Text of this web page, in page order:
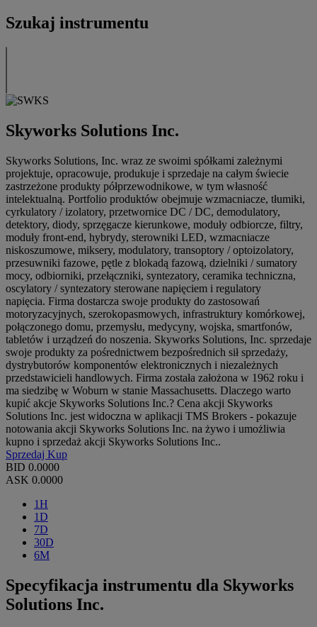
Szukaj instrumentu
Skyworks Solutions Inc.
Skyworks Solutions, Inc. wraz ze swoimi spółkami zależnymi
projektuje, opracowuje, produkuje i sprzedaje na całym świecie
zastrzeżone produkty półprzewodnikowe, w tym własność
intelektualną. Portfolio produktów obejmuje wzmacniacze, tłumiki,
cyrkulatory / izolatory, przetwornice DC / DC, demodulatory,
detektory, diody, sprzęgacze kierunkowe, moduły odbiorcze, filtry,
moduły front-end, hybrydy, sterowniki LED, wzmacniacze
niskoszumowe, miksery, modulatory, transoptory / optoizolatory,
przesuwniki fazowe, pętle z blokadą fazową, dzielniki / sumatory
mocy, odbiorniki, przełączniki, syntezatory, ceramika techniczna,
oscylatory / syntezatory sterowane napięciem i regulatory
napięcia. Firma dostarcza swoje produkty do zastosowań
motoryzacyjnych, szerokopasmowych, infrastruktury komórkowej,
połączonego domu, przemysłu, medycyny, wojska, smartfonów,
tabletów i urządzeń do noszenia. Skyworks Solutions, Inc. sprzedaje
swoje produkty za pośrednictwem bezpośrednich sił sprzedaży,
dystrybutorów komponentów elektronicznych i niezależnych
przedstawicieli handlowych. Firma została założona w 1962 roku i
ma siedzibę w Woburn w stanie Massachusetts. Dlaczego warto
kupić akcje Skyworks Solutions Inc.? Cena akcji Skyworks
Solutions Inc. jest widoczna w aplikacji TMS Brokers - pokazuje
notowania akcji Skyworks Solutions Inc. na żywo i umożliwia
kupno i sprzedaż akcji Skyworks Solutions Inc..
Sprzedaj Kup
BID 0.0000
ASK 0.0000
1H
1D
7D
30D
6M
Specyfikacja instrumentu dla Skyworks
Solutions Inc.